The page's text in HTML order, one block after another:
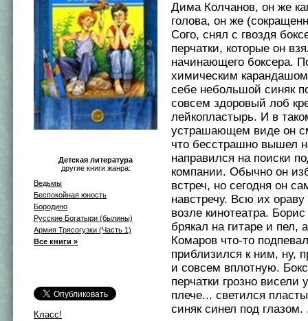
Детская литература
другие книги жанра:
Ведьмы
Беспокойная юность
Бородино
Русские Богатыри (былины)
Армия Трясогузки (Часть 1)
Все книги »
Класс!
Дима Колчанов, он же
голова, он же
Сого, снял с гвоздя
перчатки, которые он
начинающего боксера.
химическим
себе небольшой синяк
совсем здоровый лоб
лейкопластырь. И в
устрашающем виде он
что бесстрашно вышел
направился на поиски
компании. Обычно он
встреч, но сегодня он
навстречу. Всю их
возле кинотеатра.
брякал на гитаре и пел,
Комаров что-то
приблизился к ним, ну,
и совсем вплотную.
перчатки грозно висели
плече... светился
синяк синел под глазом.